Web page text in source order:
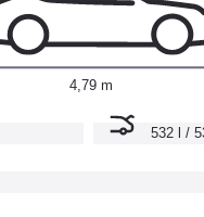
4,79 m
532 l /